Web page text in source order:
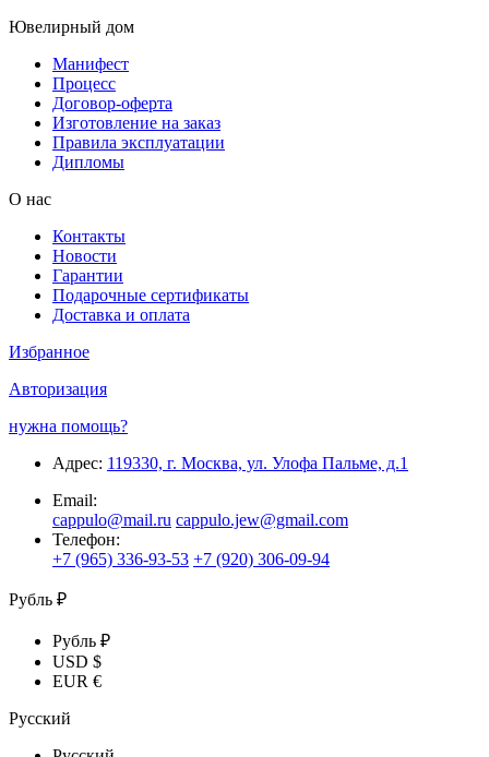
Ювелирный дом
Манифест
Процесс
Договор-оферта
Изготовление на заказ
Правила эксплуатации
Дипломы
О нас
Контакты
Новости
Гарантии
Подарочные сертификаты
Доставка и оплата
Избранное
Авторизация
нужна помощь?
Адрес: 119330, г. Москва, ул. Улофа Пальме, д.1
Email:
cappulo@mail.ru cappulo.jew@gmail.com
Телефон:
+7 (965) 336-93-53 +7 (920) 306-09-94
Рубль ₽
Рубль ₽
USD $
EUR €
Русский